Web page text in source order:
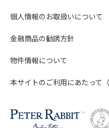
個人情報のお取扱いについて
金融商品の勧誘方針
物件情報について
本サイトのご利用にあたって